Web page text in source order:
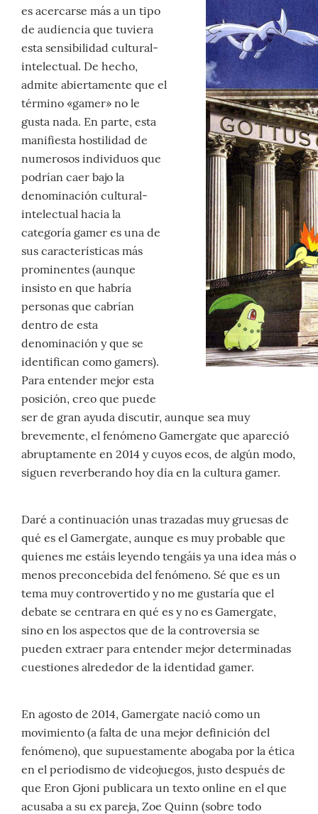
es acercarse más a un tipo
de audiencia que tuviera
esta sensibilidad cultural-
intelectual. De hecho,
admite abiertamente que el
término «gamer» no le
gusta nada. En parte, esta
manifiesta hostilidad de
numerosos individuos que
podrían caer bajo la
denominación cultural-
intelectual hacia la
categoría gamer es una de
sus características más
prominentes (aunque
insisto en que habría
personas que cabrían
dentro de esta
denominación y que se
identifican como gamers).
Para entender mejor esta
posición, creo que puede
ser de gran ayuda discutir, aunque sea muy
brevemente, el fenómeno Gamergate que apareció
abruptamente en 2014 y cuyos ecos, de algún modo,
siguen reverberando hoy día en la cultura gamer.
Daré a continuación unas trazadas muy gruesas de
qué es el Gamergate, aunque es muy probable que
quienes me estáis leyendo tengáis ya una idea más o
menos preconcebida del fenómeno. Sé que es un
tema muy controvertido y no me gustaría que el
debate se centrara en qué es y no es Gamergate,
sino en los aspectos que de la controversia se
pueden extraer para entender mejor determinadas
cuestiones alrededor de la identidad gamer.
En agosto de 2014, Gamergate nació como un
movimiento (a falta de una mejor definición del
fenómeno), que supuestamente abogaba por la ética
en el periodismo de videojuegos, justo después de
que Eron Gjoni publicara un texto online en el que
acusaba a su ex pareja, Zoe Quinn (sobre todo